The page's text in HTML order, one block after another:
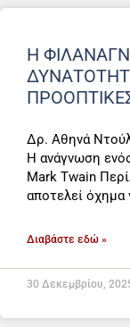
Η
Δρ. Αθηνά
Η ανάγνωση
Mark Twain
αποτελεί όχημα
Διαβάστε εδώ »
30 Δεκεμβρίου,